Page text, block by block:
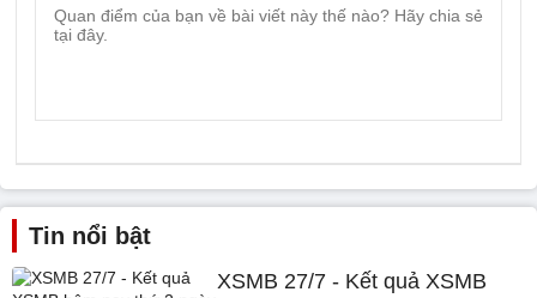
Tin nổi bật
XSMB 27/7 - Kết quả XSMB